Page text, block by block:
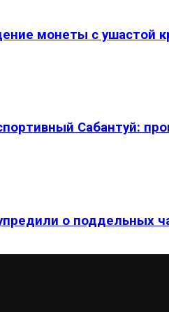
монеты с ушастой
Сабантуй:
о поддельных